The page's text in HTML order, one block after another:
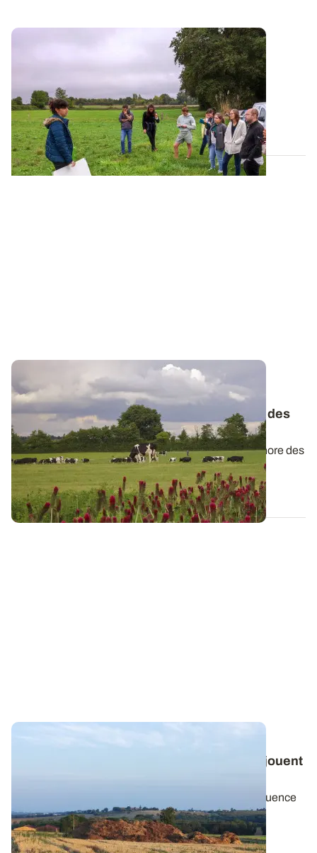
Le projet PhosphoBio s’achève bientôt !
Initialement prévu jusque fin mars 2024, le projet
PhosphoBio se prolongera finalement...
25 MARS 2024
Observatoire PhosphoBio : ces facteurs
n’influencent pas la fertilité en phosphore des
sols
Les éléments qui contribuent à la fertilité en phosphore des
sols en agriculture...
25 MARS 2024
Observatoire PhosphoBio : ces éléments jouent
Après avoir présenté les facteurs qui n’ont pas d’influence
sur la fertilité en phosphore...
25 MARS 2024